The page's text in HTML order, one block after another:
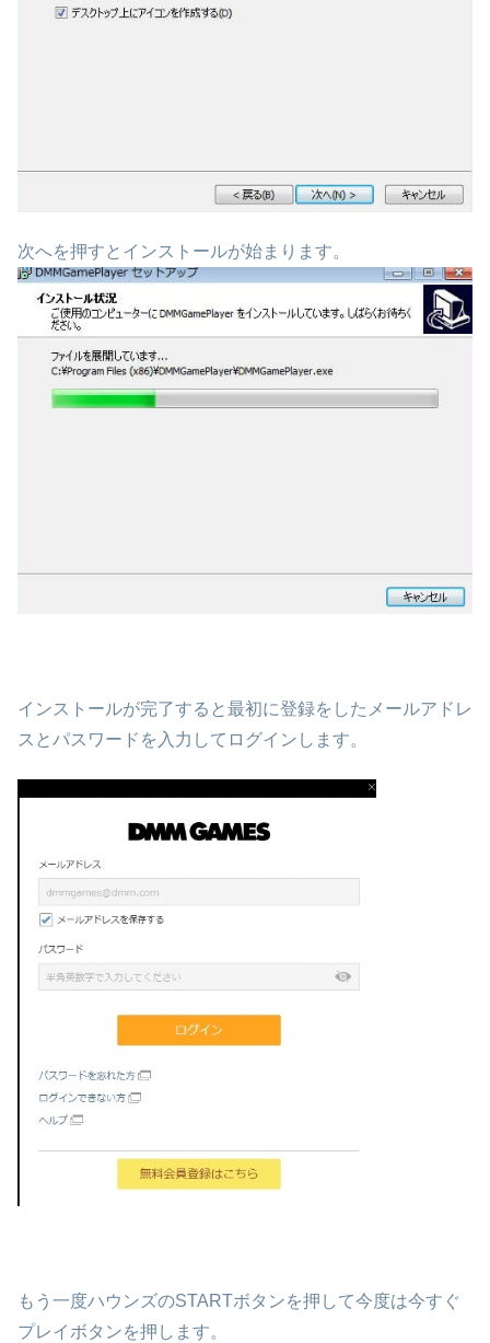
次へを押すとインストールが始まります。
インストールが完了すると最初に登録をしたメールアドレ
スとパスワードを入力してログインします。
もう一度ハウンズのSTARTボタンを押して今度は今すぐ
プレイボタンを押します。